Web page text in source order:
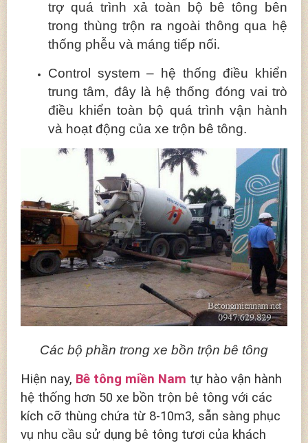
trợ quá trình xả toàn bộ bê tông bên
trong thùng trộn ra ngoài thông qua hệ
thống phễu và máng tiếp nối.
Control system – hệ thống điều khiển
trung tâm, đây là hệ thống đóng vai trò
điều khiển toàn bộ quá trình vận hành
và hoạt động của xe trộn bê tông.
Các bộ phần trong xe bồn trộn bê tông
Hiện nay, Bê tông miền Nam tự hào vận hành
hệ thống hơn 50 xe bồn trộn bê tông với các
kích cỡ thùng chứa từ 8-10m3, sẵn sàng phục
vụ nhu cầu sử dụng bê tông tươi của khách